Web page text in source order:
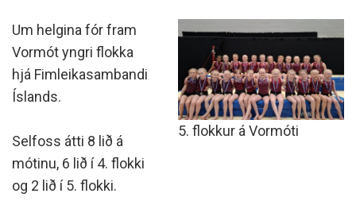
5. flokkur á Vormóti
Um helgina fór fram
Vormót yngri flokka
hjá Fimleikasambandi
Íslands.
Selfoss átti 8 lið á
mótinu, 6 lið í 4. flokki
og 2 lið í 5. flokki.